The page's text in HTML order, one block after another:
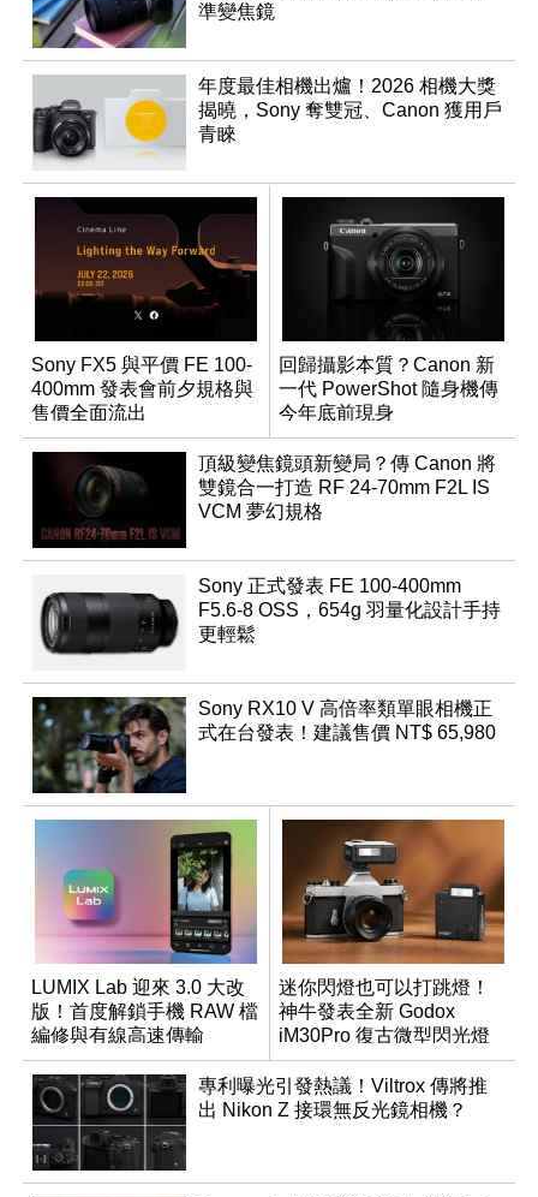
準變焦鏡
年度最佳相機出爐！2026 相機大獎
揭曉，Sony 奪雙冠、Canon 獲用戶
青睞
Sony FX5 與平價 FE 100-
400mm 發表會前夕規格與
售價全面流出
回歸攝影本質？Canon 新
一代 PowerShot 隨身機傳
今年底前現身
頂級變焦鏡頭新變局？傳 Canon 將
雙鏡合一打造 RF 24-70mm F2L IS
VCM 夢幻規格
Sony 正式發表 FE 100-400mm
F5.6-8 OSS，654g 羽量化設計手持
更輕鬆
Sony RX10 V 高倍率類單眼相機正
式在台發表！建議售價 NT$ 65,980
LUMIX Lab 迎來 3.0 大改
版！首度解鎖手機 RAW 檔
編修與有線高速傳輸
迷你閃燈也可以打跳燈！
神牛發表全新 Godox
iM30Pro 復古微型閃光燈
專利曝光引發熱議！Viltrox 傳將推
出 Nikon Z 接環無反光鏡相機？